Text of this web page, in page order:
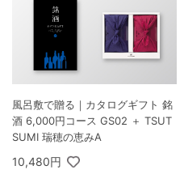
風呂敷で贈る｜カタログギフト 銘
酒 6,000円コース GS02 ＋ TSUT
SUMI 瑞穂の恵みA
10,480円